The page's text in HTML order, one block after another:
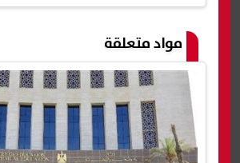
مواد متعلقة